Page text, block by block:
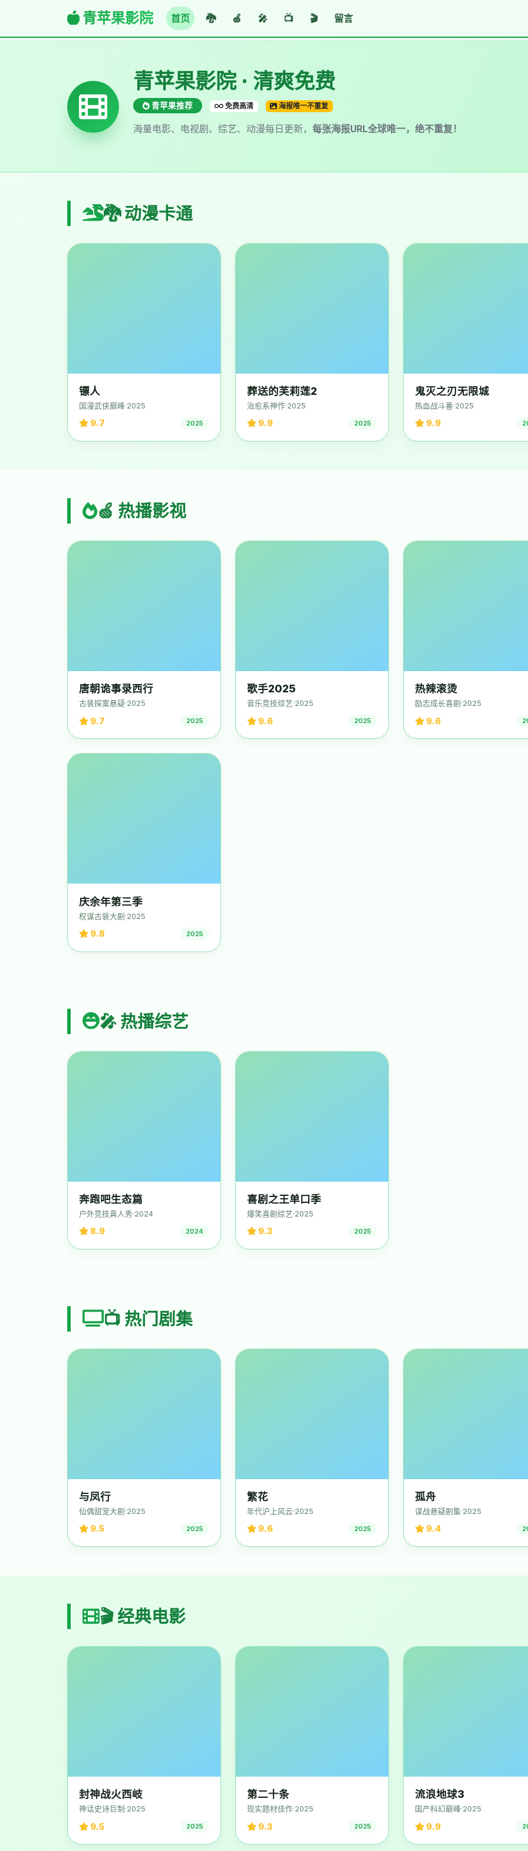
青苹果影院 首页 🐉 🍏 🎤 📺 🎬 留言
青苹果影院 · 清爽免费
青苹果推荐 免费高清 海报唯一不重复
海量电影、电视剧、综艺、动漫每日更新， 每张海报URL全球唯一，绝不重复！
🐉 动漫卡通
镖人
国漫武侠巅峰·2025
9.7 2025
葬送的芙莉莲2
治愈系神作·2025
9.9 2025
鬼灭之刃无限城
热血战斗番·2025
9.9
🍏 热播影视
唐朝诡事录西行
古装探案悬疑·2025
9.7 2025
歌手2025
音乐竞技综艺·2025
9.6 2025
热辣滚烫
励志成长喜剧·2025
9.6
庆余年第三季
权谋古装大剧·2025
9.8 2025
🎤 热播综艺
奔跑吧生态篇
户外竞技真人秀·2024
8.9 2024
喜剧之王单口季
爆笑喜剧综艺·2025
9.3 2025
📺 热门剧集
与凤行
仙偶甜宠大剧·2025
9.5 2025
繁花
年代沪上风云·2025
9.6 2025
孤舟
谍战悬疑剧集·2025
9.4
🎬 经典电影
封神战火西岐
神话史诗巨制·2025
9.5 2025
第二十条
现实题材佳作·2025
9.3 2025
流浪地球3
国产科幻巅峰·2025
9.9